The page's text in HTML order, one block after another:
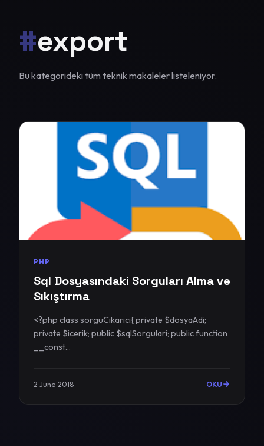
#export
Bu kategorideki tüm teknik makaleler listeleniyor.
PHP
Sql Dosyasındaki Sorguları Alma ve
Sıkıştırma
<?php class sorguCikarici{ private $dosyaAdi;
private $icerik; public $sqlSorgulari; public function
__const...
2 June 2018 OKU